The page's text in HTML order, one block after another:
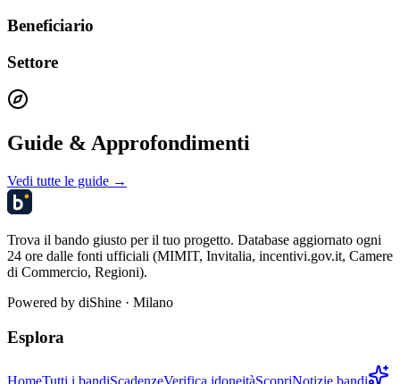
Beneficiario
Settore
Guide & Approfondimenti
Vedi tutte le guide →
Trova il bando giusto per il tuo progetto. Database aggiornato ogni
24 ore dalle fonti ufficiali (MIMIT, Invitalia, incentivi.gov.it, Camere
di Commercio, Regioni).
Powered by diShine · Milano
Esplora
HomeTutti i bandiScadenzeVerifica idoneitàScopriNotizie bandi